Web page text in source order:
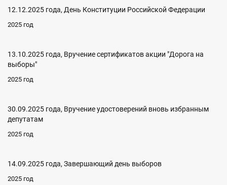
12.12.2025 года, День Конституции Российской Федерации
2025 год
13.10.2025 года, Вручение сертификатов акции "Дорога на
выборы"
2025 год
30.09.2025 года, Вручение удостоверений вновь избранным
депутатам
2025 год
14.09.2025 года, Завершающий день выборов
2025 год